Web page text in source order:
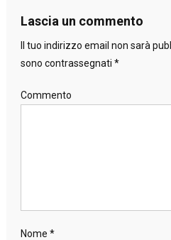
Lascia un commento
Il tuo indirizzo email non sarà
sono contrassegnati *
Commento
Nome *